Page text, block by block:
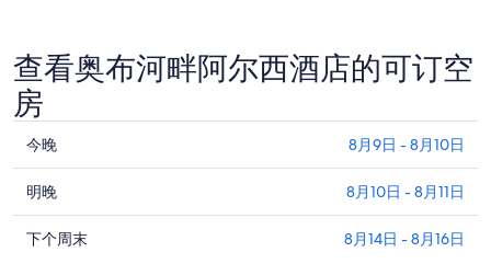
查看奥布河畔阿尔西酒店的可订空
房
查
看
奥
布
河
今晚 8月9日 - 8月10日
查
看
奥
明晚 8月10日 - 8月11日
查
下个周末 8月14日 - 8月16日